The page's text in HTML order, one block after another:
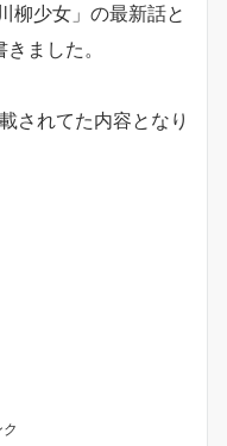
柳少女」の最新話と
ました。
されてた内容となり